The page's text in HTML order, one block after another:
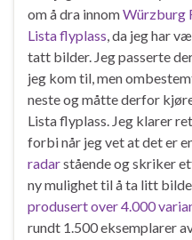
om å dra innomWürzburg
Lista flyplass , da jeg har
tatt bilder. Jeg passerte
jeg kom til, men
neste og måtte derfor
Lista flyplass. Jeg klarer
forbi når jeg vet at det er
radarstående og skriker
ny mulighet til å ta litt
produsert over 4.000
rundt 1.500 eksemplarer